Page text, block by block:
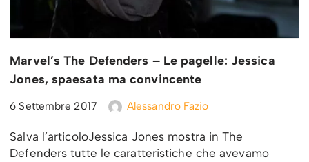
Marvel’s The Defenders – Le pagelle: Jessica
Jones, spaesata ma convincente
6 Settembre 2017 Alessandro Fazio
Salva l’articoloJessica Jones mostra in The
Defenders tutte le caratteristiche che avevamo